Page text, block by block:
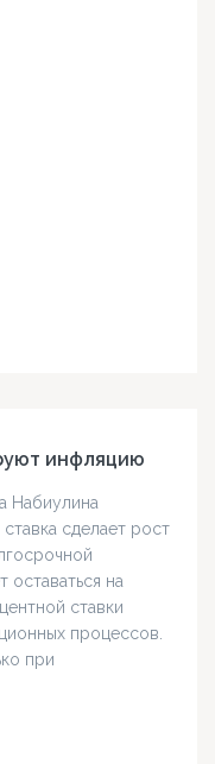
инфляцию
Набиулина
сделает рост
оставаться на
ставки
процессов.
при